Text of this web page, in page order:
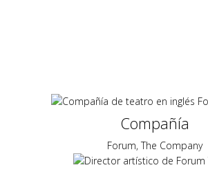
Compañía
Forum, The Company